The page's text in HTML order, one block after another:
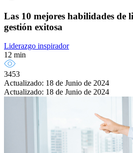
Las 10 mejores habilidades de
gestión exitosa
Liderazgo inspirador
12 min
3453
Actualizado: 18 de Junio de 2024
Actualizado: 18 de Junio de 2024